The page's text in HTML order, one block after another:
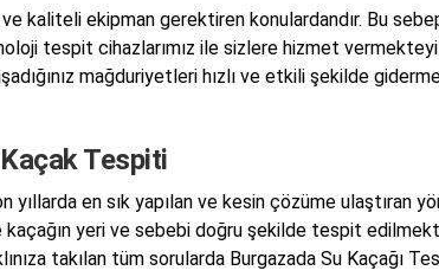
kaliteli ekipman gerektiren konulardandır. Bu
tespit cihazlarımız ile sizlere hizmet
mağduriyetleri hızlı ve etkili şekilde
Tespiti
en sık yapılan ve kesin çözüme ulaştıran
yeri ve sebebi doğru şekilde tespit
takılan tüm sorularda Burgazada Su Kaçağı